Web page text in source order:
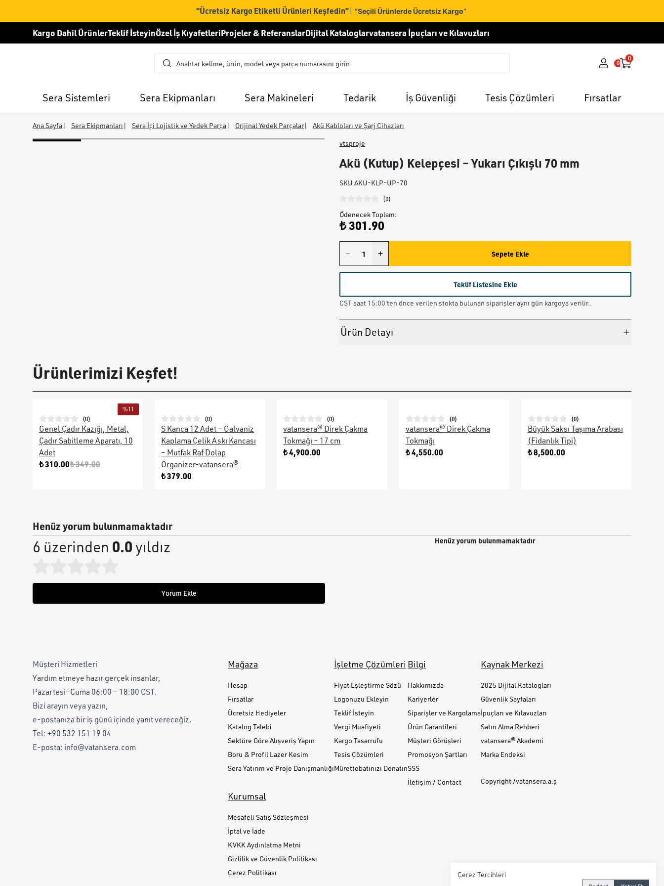
Çerez Tercihleri
“Ücretsiz Kargo Etiketli Ürünleri Keşfedin”| “Seçili Ürünlerde Ücretsiz Kargo”
Kargo Dahil ÜrünlerTeklif İsteyinÖzel İş KıyafetleriProjeler & ReferanslarDijital Kataloglarvatansera İpuçları ve Kılavuzları
0
0
Sera Sistemleri Sera Ekipmanları Sera Makineleri Tedarik İş Güvenliği Tesis Çözümleri Fırsatlar
Ana Sayfa| Sera Ekipmanları | Sera İçi Lojistik ve Yedek Parça| Orijinal Yedek Parçalar| Akü Kabloları ve Şarj Cihazları
vtsproje
Akü (Kutup) Kelepçesi – Yukarı Çıkışlı 70 mm
SKU AKU-KLP-UP-70
(0)
Ödenecek Toplam:
₺ 301.90
Sepete Ekle
Teklif Listesine Ekle
CST saat 15:00'ten önce verilen stokta bulunan siparişler aynı gün kargoya verilir..
Ürün Detayı
Ürünlerimizi Keşfet!
%11
(0)
Genel Çadır Kazığı, Metal,
Çadır Sabitleme Aparatı, 10
Adet
₺ 310.00₺ 349.00
(0)
S Kanca 12 Adet – Galvaniz
Kaplama Çelik Askı Kancası
– Mutfak Raf Dolap
Organizer-vatansera®
₺ 379.00
(0)
vatansera® Direk Çakma
Tokmağı – 17 cm
₺ 4,900.00
(0)
vatansera® Direk Çakma
Tokmağı
₺ 4,550.00
(0)
Büyük Saksı Taşıma Arabası
(Fidanlık Tipi)
₺ 8,500.00
Henüz yorum bulunmamaktadır
6 üzerinden 0.0yıldız
Yorum Ekle
Henüz yorum bulunmamaktadır
Müşteri Hizmetleri
Yardım etmeye hazır gerçek insanlar,
Pazartesi–Cuma 06:00 – 18:00 CST.
Bizi arayın veya yazın,
e-postanıza bir iş günü içinde yanıt vereceğiz.
Tel: +90 532 151 19 04
E-posta: info@vatansera.com
Mağaza
Hesap
Fırsatlar
Ücretsiz Hediyeler
Katalog Talebi
Sektöre Göre Alışveriş Yapın
Boru & Profil Lazer Kesim
Sera Yatırım ve Proje Danışmanlığı
İşletme Çözümleri
Fiyat Eşleştirme Sözü
Logonuzu Ekleyin
Teklif İsteyin
Vergi Muafiyeti
Kargo Tasarrufu
Tesis Çözümleri
Mürettebatınızı Donatın
Bilgi
Hakkımızda
Kariyerler
Siparişler ve Kargolama
Ürün Garantileri
Müşteri Görüşleri
Promosyon Şartları
SSS
İletişim / Contact
Kaynak Merkezi
2025 Dijital Katalogları
Güvenlik Sayfaları
İpuçları ve Kılavuzları
Satın Alma Rehberi
vatansera® Akademi
Marka Endeksi
Copyright /vatansera.a.ş
Kurumsal
Mesafeli Satış Sözleşmesi
İptal ve İade
KVKK Aydınlatma Metni
Gizlilik ve Güvenlik Politikası
Çerez Politikası